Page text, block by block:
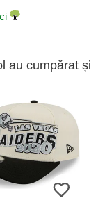
au cumpărat și